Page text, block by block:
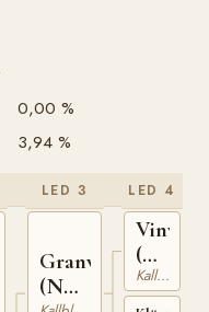
0,00 %
3,94 %
LED 3
Granvar
(NO)
LED 4
Vinvar
(NO)
T-
230
Kallblodig Travare